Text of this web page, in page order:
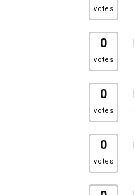
votes
0
votes
0
votes
0
votes